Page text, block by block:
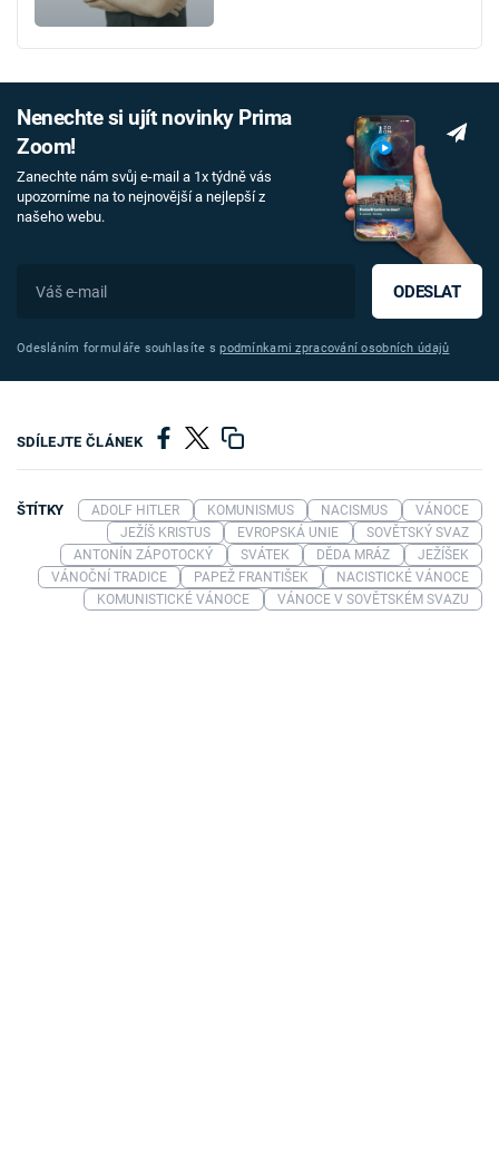
Nenechte si ujít novinky Prima
Zoom!
Zanechte nám svůj e-mail a 1x týdně vás
upozorníme na to nejnovější a nejlepší z
našeho webu.
ODESLAT
Odesláním formuláře souhlasíte spodmínkami zpracování osobních údajů
SDÍLEJTE ČLÁNEK
ŠTÍTKY ADOLF HITLER KOMUNISMUS NACISMUS
VÁNOCE
JEŽÍŠ KRISTUS
EVROPSKÁ UNIE
SOVĚTSKÝ SVAZ
ANTONÍN ZÁPOTOCKÝ
SVÁTEK DĚDA MRÁZ
JEŽÍŠEK
VÁNOČNÍ TRADICE
PAPEŽ FRANTIŠEK
NACISTICKÉ VÁNOCE
KOMUNISTICKÉ VÁNOCE
VÁNOCE V SOVĚTSKÉM SVAZU